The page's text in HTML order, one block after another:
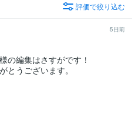
評価で絞り込む
5日前
の編集はさすがです！
とうございます。